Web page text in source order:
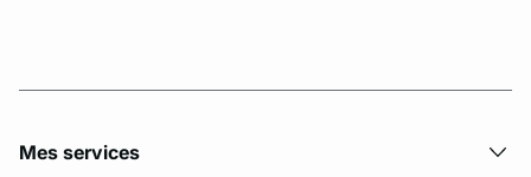
Mes services